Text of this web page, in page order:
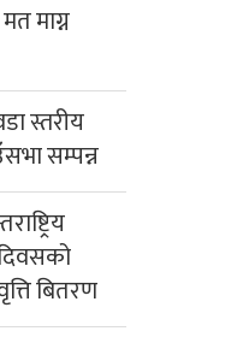
माग्न
स्तरीय
सम्पन्न
बितरण